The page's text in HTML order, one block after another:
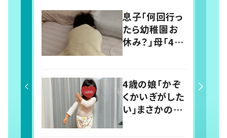
息子「何回行っ
たら幼稚園お
休み？」母「4回
だよ」と伝える
の息子の行動
に「わかるよそ
の気持ち」「う
ちの子も！」の
声
4歳の娘「かぞ
くかいぎがした
い」まさかの議
題に父親「最検